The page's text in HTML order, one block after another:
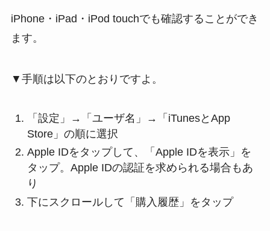
iPhone・iPad・iPod touchでも確認することができ
ます。
▼手順は以下のとおりですよ。
「設定」→「ユーザ名」→「iTunesとApp
Store」の順に選択
Apple IDをタップして、「Apple IDを表示」を
タップ。Apple IDの認証を求められる場合もあ
り
下にスクロールして「購入履歴」をタップ